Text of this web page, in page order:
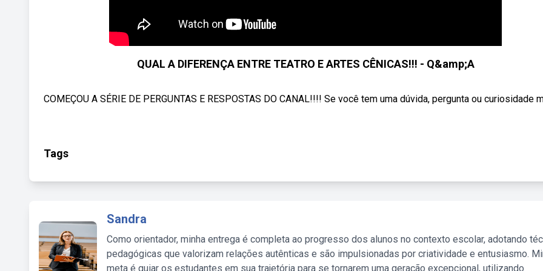
QUAL A DIFERENÇA ENTRE TEATRO E ARTES CÊNICAS!!! - Q&amp;A
COMEÇOU A SÉRIE DE PERGUNTAS E RESPOSTAS DO CANAL!!!! Se você tem uma dúvida, pergunta ou curiosidade
Tags
Sandra
Como orientador, minha entrega é completa ao progresso dos alunos no contexto escolar, adotando
pedagógicas que valorizam relações autênticas e são impulsionadas por criatividade e entusiasmo.
meta é guiar os estudantes em sua trajetória para se tornarem uma geração excepcional, utilizando